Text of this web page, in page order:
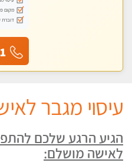
מקום
דוברת
עיסוי מגבר
הגיע הרגע שלכם
לאישה מושלם: